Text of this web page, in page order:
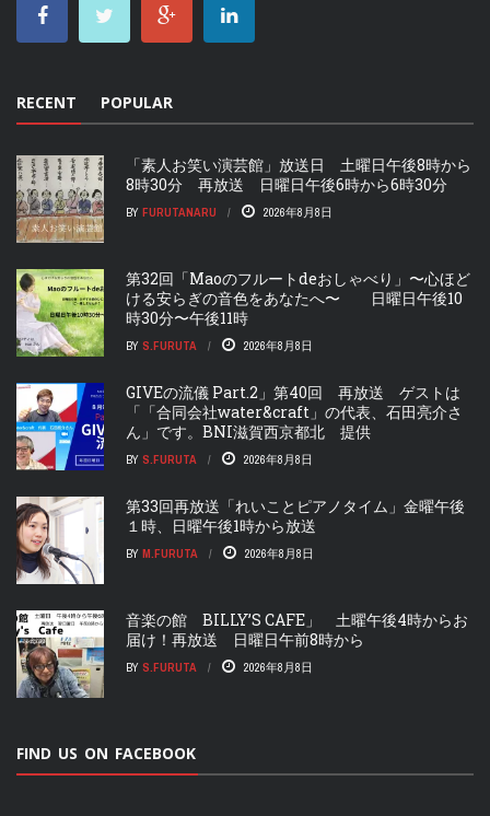
RECENT POPULAR
「素人お笑い演芸館」放送日 土曜日午後8時から
8時30分 再放送 日曜日午後6時から6時30分
BY FURUTANARU 2026年8月8日
第32回「Maoのフルートdeおしゃべり」〜心ほど
ける安らぎの音色をあなたへ〜 日曜日午後10
時30分〜午後11時
BY S.FURUTA 2026年8月8日
GIVEの流儀 Part.2」第40回 再放送 ゲストは
「「合同会社water&craft」の代表、石田亮介さ
ん」です。BNI滋賀西京都北 提供
BY S.FURUTA 2026年8月8日
第33回再放送「れいことピアノタイム」金曜午後
１時、日曜午後1時から放送
BY M.FURUTA 2026年8月8日
音楽の館 BILLY’S CAFE」 土曜午後4時からお
届け！再放送 日曜日午前8時から
BY S.FURUTA 2026年8月8日
FIND US ON FACEBOOK